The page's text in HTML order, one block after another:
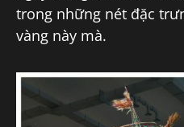
trong những nét đặc
vàng này mà.